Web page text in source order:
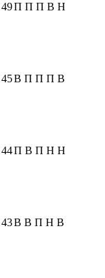
49П П П В Н
45В П П П В
44П В П Н Н
43В В П Н В